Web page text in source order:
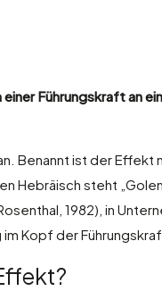
Führungskraft an
Benannt ist der
Hebräisch steht
1982), in
Kopf der